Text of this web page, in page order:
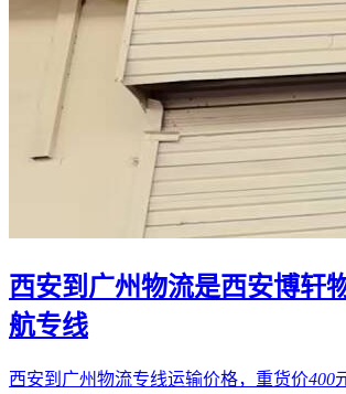
西安到广州物流是西安博轩
航专线
西安到广州物流专线运输价格，重货价400